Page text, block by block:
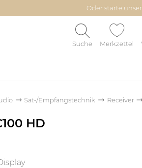
Oder starte
Suche Merkzettel
Sat-/Empfangstechnik Receiver
HD